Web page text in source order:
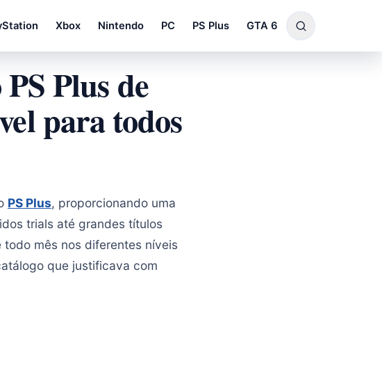
Xbox Nintendo PC PS Plus GTA 6
Plus de
para todos
PS Plus, proporcionando uma
trials até grandes títulos
mês nos diferentes níveis
que justificava com